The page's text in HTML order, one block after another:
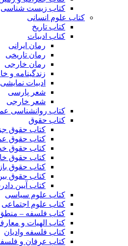
کتاب زیست شناسی
کتاب علوم انسانی
کتاب تاریخ
کتاب ادبیات
رمان ایرانی
رمان تاریخی
رمان خارجی
زندگینامه و
ادبیات نمایشی
شعر پارسی
شعر خارجی
کتاب روانشناسی
کتاب حقوق
کتاب حقوق
کتاب حقوق
کتاب حقوق
کتاب حقوق
کتاب حقوق
کتاب حقوق
کتاب آیین
کتاب علوم سیاسی
کتاب علوم اجتماعی
کتاب فلسفه –
کتاب الهیات و
کتاب فلسفه وادیان
کتاب عرفان و